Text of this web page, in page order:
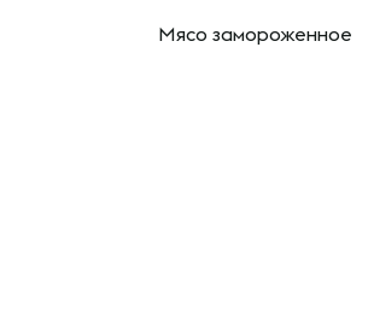
Мясо замороженное